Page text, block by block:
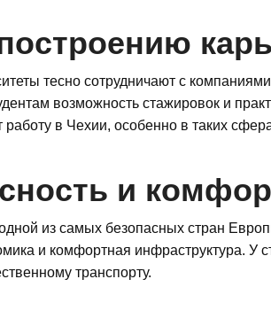
тесно сотрудничают с
возможность стажировок и
работу в Чехии, особенно в таких
и
из самых безопасных стран
и комфортная инфраструктура. У
транспорту.